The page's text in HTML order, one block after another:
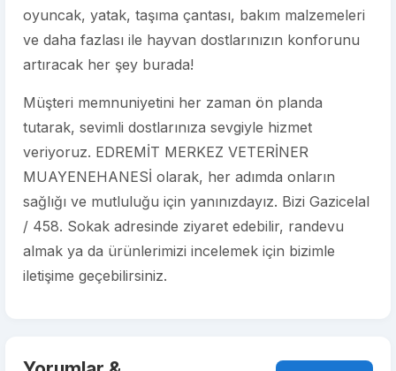
oyuncak, yatak, taşıma çantası, bakım malzemeleri
ve daha fazlası ile hayvan dostlarınızın konforunu
artıracak her şey burada!
Müşteri memnuniyetini her zaman ön planda
tutarak, sevimli dostlarınıza sevgiyle hizmet
veriyoruz. EDREMİT MERKEZ VETERİNER
MUAYENEHANESİ olarak, her adımda onların
sağlığı ve mutluluğu için yanınızdayız. Bizi Gazicelal
/ 458. Sokak adresinde ziyaret edebilir, randevu
almak ya da ürünlerimizi incelemek için bizimle
iletişime geçebilirsiniz.